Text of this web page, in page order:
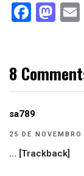
8
sa789
25 DE
… [Trackback]